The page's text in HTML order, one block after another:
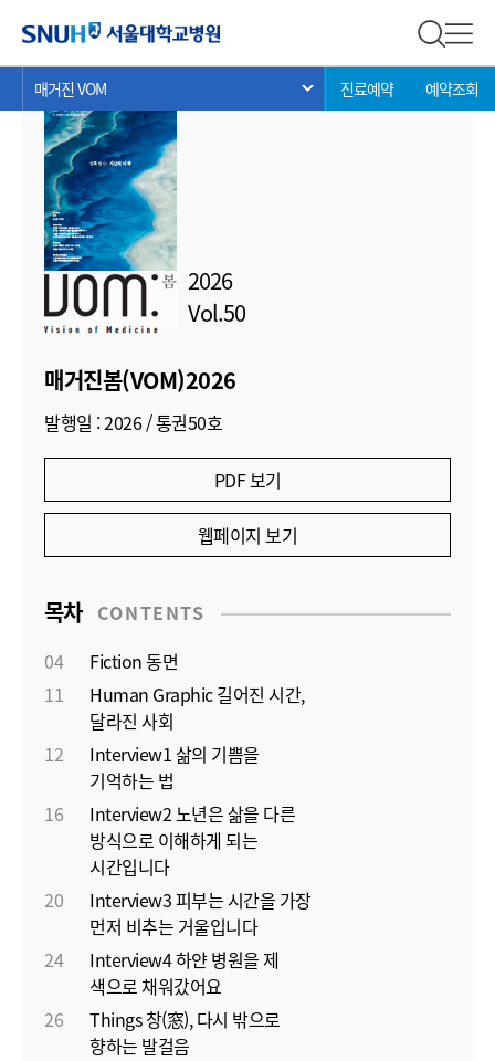
전체 검
현
재
매거진 VOM 서브 메뉴 목록 열기
진료예약 예약조회
매거진 봄
2026
Vol.50
매거진봄(VOM)2026
발행일 : 2026 / 통권50호
PDF 보기
웹페이지 보기
목차 CONTENTS
04
Fiction 동면
11
Human Graphic 길어진 시간,
달라진 사회
12
Interview1 삶의 기쁨을
기억하는 법
16
Interview2 노년은 삶을 다른
방식으로 이해하게 되는
시간입니다
20
Interview3 피부는 시간을 가장
먼저 비추는 거울입니다
24
Interview4 하얀 병원을 제
색으로 채워갔어요
26
Things 창(窓), 다시 밖으로
향하는 발걸음